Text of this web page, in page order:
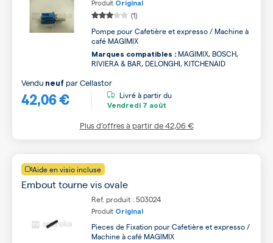
Produit Original
(1)
Pompe pour Cafetière et expresso / Machine à
café MAGIMIX
Marques compatibles : MAGIMIX, BOSCH,
RIVIERA & BAR, DELONGHI, KITCHENAID
42,06 €
Vendu neuf parCellastor
Livré à partir du
Vendredi 7 août
Plus d’offres à partir de42,06 €
Aide en visio incluse
Embout tourne vis ovale
Ref. produit : 503024
Produit Original
Pieces de Fixation pour Cafetière et expresso /
Machine à café MAGIMIX